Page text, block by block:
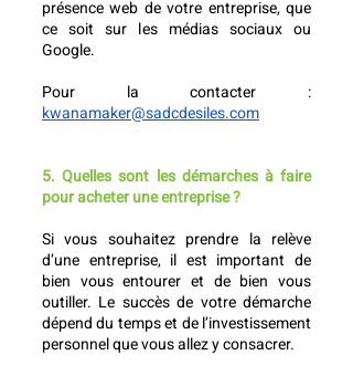
présence web de votre entreprise, que
ce soit sur les médias sociaux ou
Google.
kwanamaker@sadcdesiles.com
5. Quelles sont les démarches à faire
pour acheter une entreprise ?
Si vous souhaitez prendre la relève
d’une entreprise, il est important de
bien vous entourer et de bien vous
outiller. Le succès de votre démarche
dépend du temps et de l’investissement
personnel que vous allez y consacrer.